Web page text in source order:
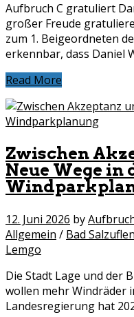
Aufbruch C gratuliert
großer Freude
zum 1. Beigeordneten
erkennbar, dass Daniel
Read More
Zwischen
Neue Wege in
12. Juni 2026 by
Allgemein / Bad Salzuflen
Lemgo
Die Stadt Lage und der
wollen mehr Windräder
Landesregierung hat